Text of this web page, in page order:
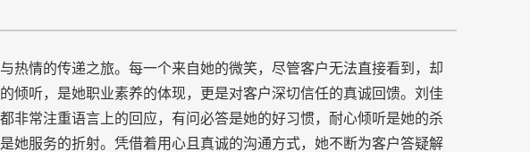
热情的传递之旅。每一个来自她的微笑，尽管客户无法直接看到，却
倾听，是她职业素养的体现，更是对客户深切信任的真诚回馈。刘佳
非常注重语言上的回应，有问必答是她的好习惯，耐心倾听是她的杀
她服务的折射。凭借着用心且真诚的沟通方式，她不断为客户答疑解